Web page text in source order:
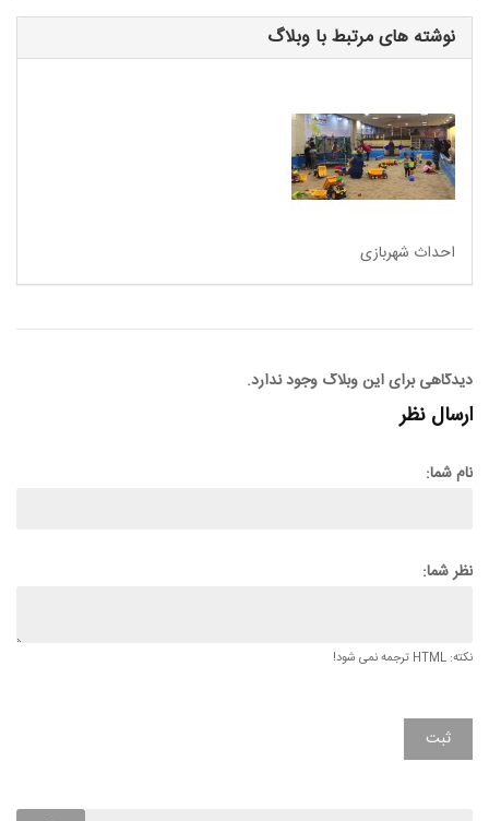
نوشته های مرتبط با وبلاگ
احداث شهربازی
دیدگاهی برای این وبلاگ وجود ندارد.
ارسال نظر
نام شما:
نظر شما:
نکته: HTML ترجمه نمی شود!
ثبت